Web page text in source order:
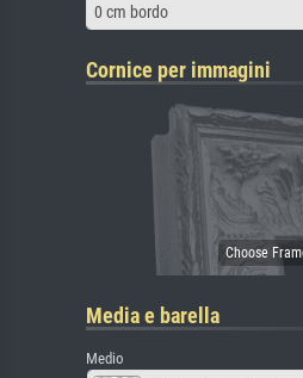
0 cm bordo
Cornice per immagini
Media e barella
Medio